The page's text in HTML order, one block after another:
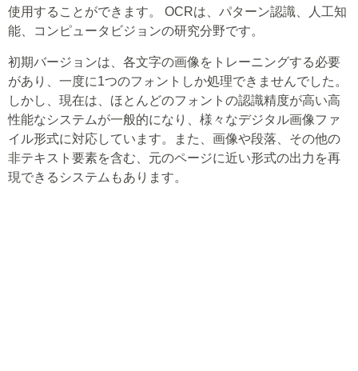
使用することができます。 OCRは、パターン認識、人工知
能、コンピュータビジョンの研究分野です。
初期バージョンは、各文字の画像をトレーニングする必要
があり、一度に1つのフォントしか処理できませんでした。
しかし、現在は、ほとんどのフォントの認識精度が高い高
性能なシステムが一般的になり、様々なデジタル画像ファ
イル形式に対応しています。また、画像や段落、その他の
非テキスト要素を含む、元のページに近い形式の出力を再
現できるシステムもあります。